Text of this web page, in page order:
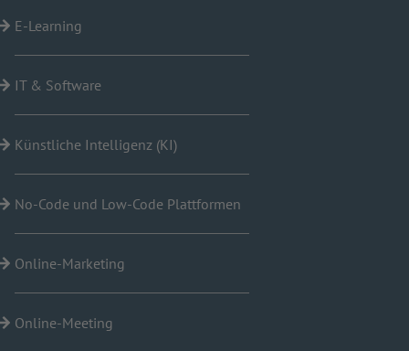
E-Learning
IT & Software
Künstliche Intelligenz (KI)
No-Code und Low-Code Plattformen
Online-Marketing
Online-Meeting